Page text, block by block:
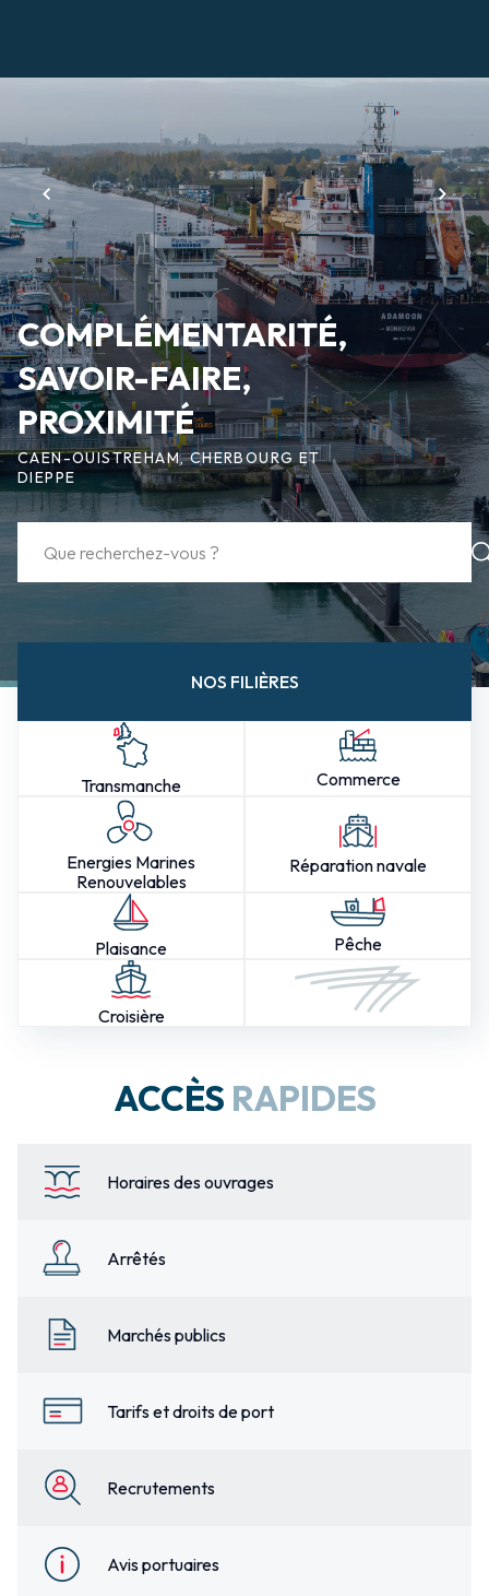
Page
d'accueil
COMPLÉMENTARITÉ,
SAVOIR-FAIRE,
PROXIMITÉ
CAEN-OUISTREHAM, CHERBOURG ET
DIEPPE
NOS FILIÈRES
Transmanche Commerce
Energies Marines
Renouvelables
Réparation navale
Plaisance Pêche
Croisière
ACCÈS RAPIDES
Horaires des ouvrages
Arrêtés
Marchés publics
Tarifs et droits de port
Recrutements
Avis portuaires